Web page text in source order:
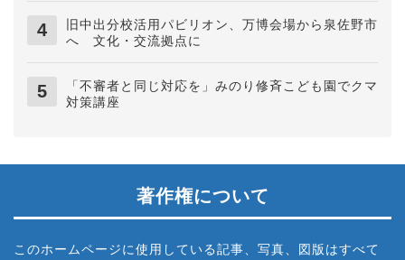
旧中出分校活用パビリオン、万博会場から泉佐野市
へ 文化・交流拠点に
「不審者と同じ対応を」みのり修斉こども園でクマ
対策講座
著作権について
このホームページに使用している記事、写真、図版はすべて